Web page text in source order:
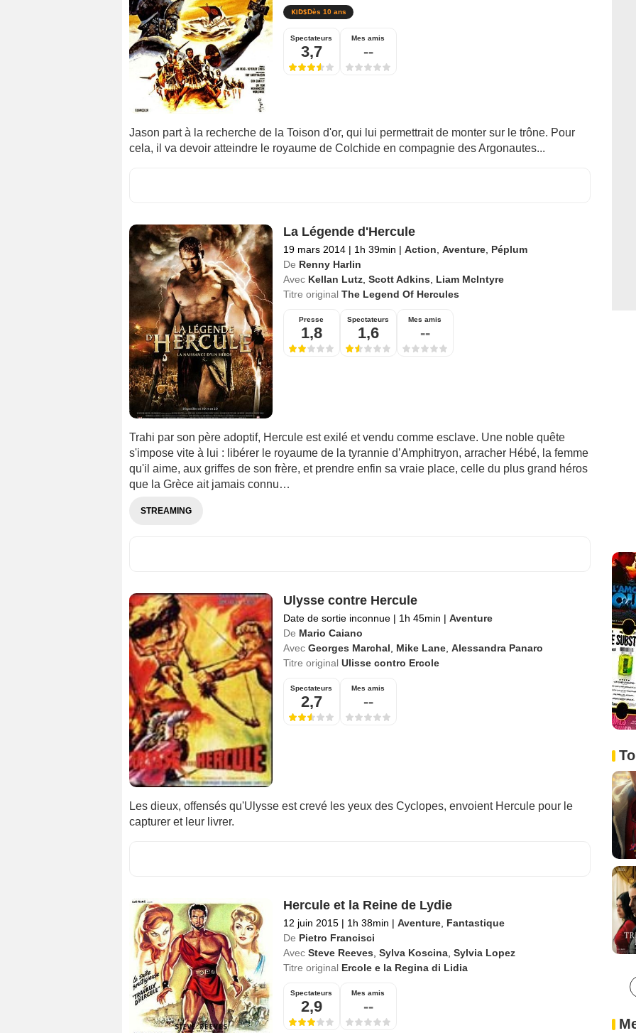
Dès 10 ans
Spectateurs
3,7
Mes amis
--
Jason part à la recherche de la Toison d'or, qui lui permettrait de monter sur le trône. Pour
cela, il va devoir atteindre le royaume de Colchide en compagnie des Argonautes...
La Légende d'Hercule
19 mars 2014 | 1h 39min | Action Aventure, Péplum
De Renny Harlin
Avec Kellan Lutz, Scott Adkins
Liam McIntyre
Titre original The Legend Of Hercules
Presse
1,8
Spectateurs
1,6
Mes amis
--
Trahi par son père adoptif, Hercule est exilé et vendu comme esclave. Une noble quête
s'impose vite à lui : libérer le royaume de la tyrannie d’Amphitryon, arracher Hébé, la femme
qu'il aime, aux griffes de son frère, et prendre enfin sa vraie place, celle du plus grand héros
que la Grèce ait jamais connu…
STREAMING
Ulysse contre Hercule
Date de sortie inconnue | 1h 45min | Aventure
De Mario Caiano
Avec Georges Marchal Mike Lane, Alessandra Panaro
Titre original Ulisse contro Ercole
Spectateurs
2,7
Mes amis
--
Les dieux, offensés qu'Ulysse est crevé les yeux des Cyclopes, envoient Hercule pour le
capturer et leur livrer.
Hercule et la Reine de Lydie
12 juin 2015 | 1h 38min | Aventure, Fantastique
De Pietro Francisci
Avec Steve Reeves, Sylva Koscina, Sylvia Lopez
Titre original Ercole e la Regina di Lidia
Spectateurs
2,9
Mes amis
--